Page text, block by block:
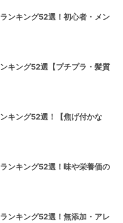
ンキング52選！初心者・メン
キング52選【プチプラ・髪質
キング52選！【焦げ付かな
ンキング52選！味や栄養価の
ンキング52選！無添加・アレ